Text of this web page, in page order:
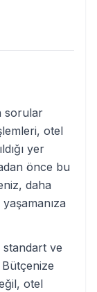
sorular
otel
yer
önce bu
daha
standart ve
otel